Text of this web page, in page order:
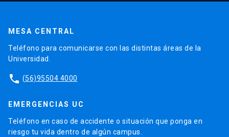
MESA CENTRAL
Teléfono para comunicarse con las distintas áreas de la
Universidad.
phone (56)95504 4000
EMERGENCIAS UC
Teléfono en caso de accidente o situación que ponga en
riesgo tu vida dentro de algún campus.